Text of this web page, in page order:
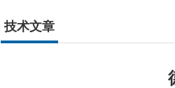
技术文章